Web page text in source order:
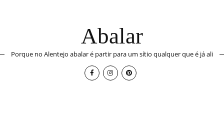
Abalar
Porque no Alentejo abalar é partir para um sítio qualquer que é já ali